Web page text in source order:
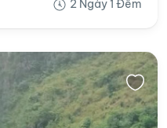
2 Ngày 1 Đêm